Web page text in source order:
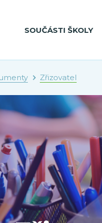
SOUČÁSTI ŠKOLY
Zřizovatel